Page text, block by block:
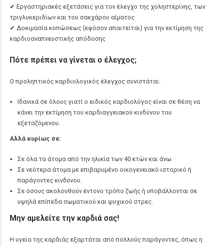
✔ Εργαστηριακές εξετάσεις για τον έλεγχο της χοληστερίνης, των
τριγλυκεριδίων και του σακχάρου αίματος
✔ Δοκιμασία κοπώσεως (εφόσον απαιτείται) για την εκτίμηση της
καρδιοαναπνευστικής απόδοσης
Πότε πρέπει να γίνεται ο έλεγχος;
Ο προληπτικός καρδιολογικός έλεγχος συνιστάται:
Ιδανικά σε όλους γιατί ο ειδικός καρδιολόγος είναι σε θέση να
κάνει την εκτίμηση του καρδιαγγειακού κινδύνου του
εξεταζόμενου.
Αλλά κυρίως σε:
Σε όλα τα άτομα από την ηλικία των 40 ετών και άνω.
Σε νεότερα άτομα με επιβαρυμένο οικογενειακό ιστορικό ή
παράγοντες κινδύνου.
Σε όσους ακολουθούν έντονο τρόπο ζωής ή υποβάλλονται σε
υψηλά επίπεδα σωματικού και ψυχικού στρες.
Μην αμελείτε την καρδιά σας!
Η υγεία της καρδιάς εξαρτάται από πολλούς παράγοντες, όπως η